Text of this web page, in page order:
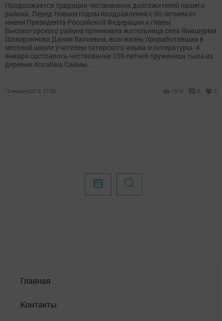
Продолжается традиция чествования долгожителей нашего
района. Перед Новым годом поздравления с 90-летием от
имени Президента Российской Федерации и главы
Высокогорского района принимала жительница села Ямашурма
Шакирзянова Дания Валиевна, всю жизнь проработавшая в
местной школе учителем татарского языка и литературы. 4
января состоялось чествование 100-летней труженица тыла из
деревни Апсабаш Саймы...
10 января 2013, 07:33 1519 0 0
Главная
Контакты